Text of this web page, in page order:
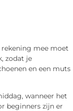
rekening mee moet
zodat je
en een muts
wanneer het
beginners zijn er